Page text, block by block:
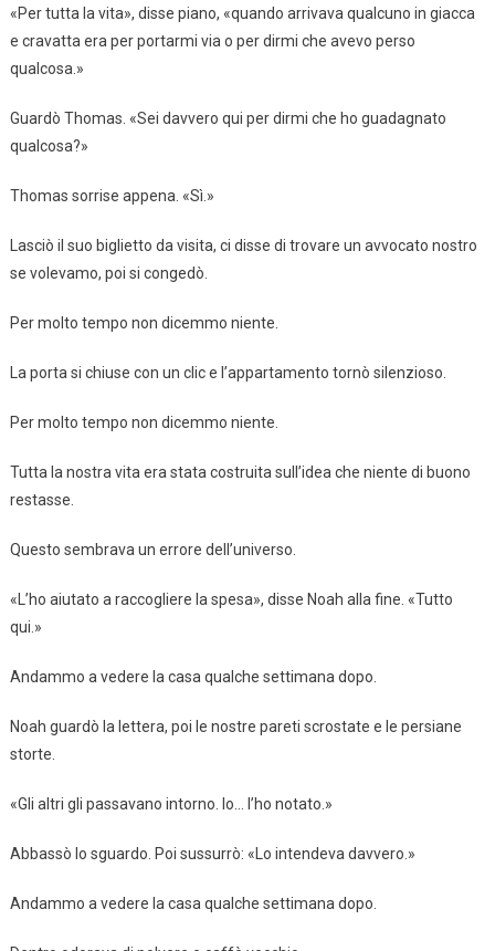
«Per tutta la vita», disse piano, «quando arrivava qualcuno in giacca
e cravatta era per portarmi via o per dirmi che avevo perso
qualcosa.»
Guardò Thomas. «Sei davvero qui per dirmi che ho guadagnato
qualcosa?»
Thomas sorrise appena. «Sì.»
Lasciò il suo biglietto da visita, ci disse di trovare un avvocato nostro
se volevamo, poi si congedò.
Per molto tempo non dicemmo niente.
La porta si chiuse con un clic e l’appartamento tornò silenzioso.
Per molto tempo non dicemmo niente.
Tutta la nostra vita era stata costruita sull’idea che niente di buono
restasse.
Questo sembrava un errore dell’universo.
«L’ho aiutato a raccogliere la spesa», disse Noah alla fine. «Tutto
qui.»
Andammo a vedere la casa qualche settimana dopo.
Noah guardò la lettera, poi le nostre pareti scrostate e le persiane
storte.
«Gli altri gli passavano intorno. Io… l’ho notato.»
Abbassò lo sguardo. Poi sussurrò: «Lo intendeva davvero.»
Andammo a vedere la casa qualche settimana dopo.